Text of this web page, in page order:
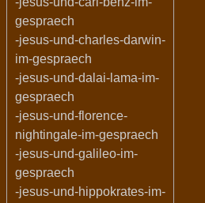
gespraech
-jesus-und-charles-darwin-
im-gespraech
-jesus-und-dalai-lama-im-
gespraech
-jesus-und-florence-
nightingale-im-gespraech
-jesus-und-galileo-im-
gespraech
-jesus-und-hippokrates-im-